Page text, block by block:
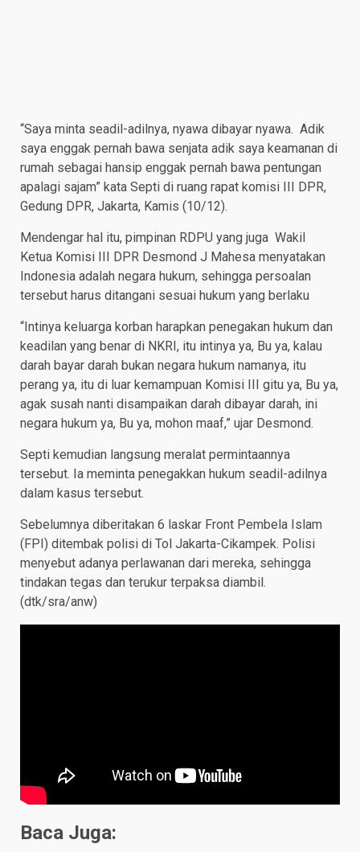
“Saya minta seadil-adilnya, nyawa dibayar nyawa. Adik
saya enggak pernah bawa senjata adik saya keamanan di
rumah sebagai hansip enggak pernah bawa pentungan
apalagi sajam” kata Septi di ruang rapat komisi III DPR,
Gedung DPR, Jakarta, Kamis (10/12).
Mendengar hal itu, pimpinan RDPU yang juga Wakil
Ketua Komisi III DPR Desmond J Mahesa menyatakan
Indonesia adalah negara hukum, sehingga persoalan
tersebut harus ditangani sesuai hukum yang berlaku
“Intinya keluarga korban harapkan penegakan hukum dan
keadilan yang benar di NKRI, itu intinya ya, Bu ya, kalau
darah bayar darah bukan negara hukum namanya, itu
perang ya, itu di luar kemampuan Komisi III gitu ya, Bu ya,
agak susah nanti disampaikan darah dibayar darah, ini
negara hukum ya, Bu ya, mohon maaf,” ujar Desmond.
Septi kemudian langsung meralat permintaannya
tersebut. Ia meminta penegakkan hukum seadil-adilnya
dalam kasus tersebut.
Sebelumnya diberitakan 6 laskar Front Pembela Islam
(FPI) ditembak polisi di Tol Jakarta-Cikampek. Polisi
menyebut adanya perlawanan dari mereka, sehingga
tindakan tegas dan terukur terpaksa diambil.
(dtk/sra/anw)
Baca Juga: